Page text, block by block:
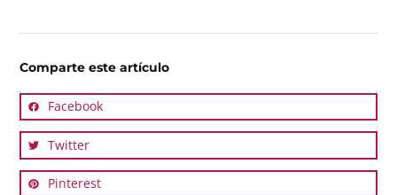
Comparte este artículo
Facebook
Twitter
Pinterest